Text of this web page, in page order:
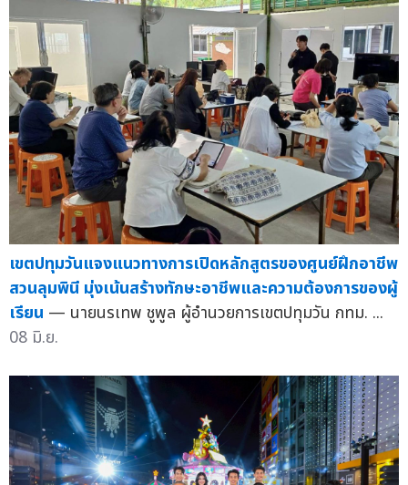
เขตปทุมวันแจงแนวทางการเปิดหลักสูตรของศูนย์ฝึกอาชีพ
สวนลุมพินี มุ่งเน้นสร้างทักษะอาชีพและความต้องการของผู้
เรียน — นายนรเทพ ชูพูล ผู้อำนวยการเขตปทุมวัน กทม. ...
08 มิ.ย.